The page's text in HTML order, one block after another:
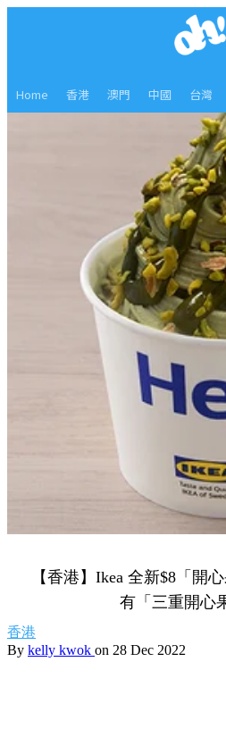
Home 香港 澳門 中國 台灣
【香港】Ikea 全新$8「開
有「三重開心
香港
By kelly kwok on 28 Dec 2022